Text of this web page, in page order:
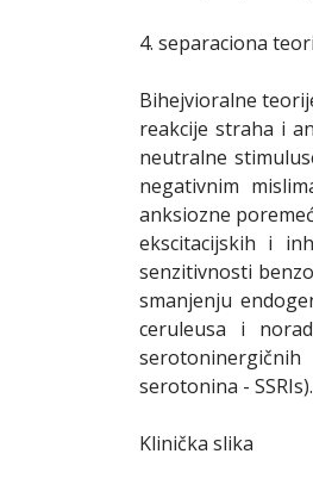
4. separaciona
Bihejvioralne
reakcije straha i
neutralne
negativnim
anksiozne
ekscitacijskih i
senzitivnosti
smanjenju
ceruleusa i
serotonina - SSRIs).
Klinička slika